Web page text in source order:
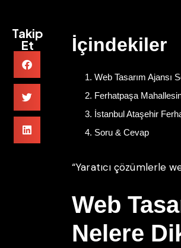
Takip
Et
İçindekiler
Web Tasarım Ajansı
Ferhatpaşa
İstanbul Ataşehir
Soru & Cevap
“Yaratıcı çözümlerle
Web
Nelere